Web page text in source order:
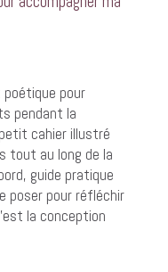
poétique pour
pendant la
cahier illustré
tout au long de la
guide pratique
poser pour réfléchir
la conception